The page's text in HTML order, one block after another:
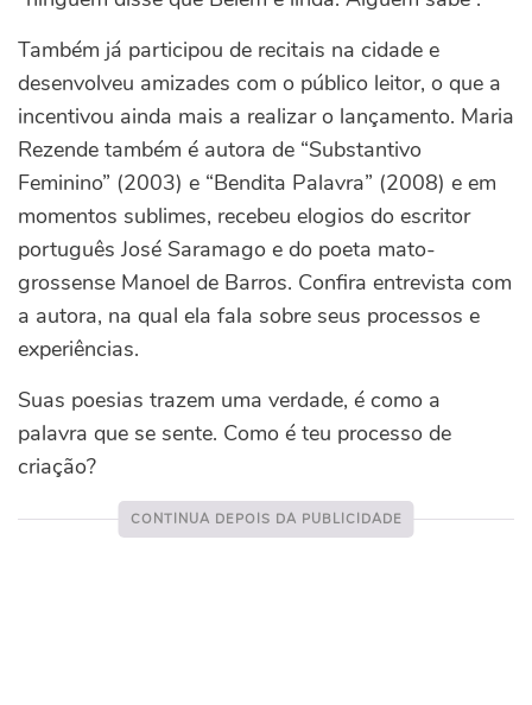
Também já participou de recitais na cidade e
desenvolveu amizades com o público leitor, o que a
incentivou ainda mais a realizar o lançamento. Maria
Rezende também é autora de “Substantivo
Feminino” (2003) e “Bendita Palavra” (2008) e em
momentos sublimes, recebeu elogios do escritor
português José Saramago e do poeta mato-
grossense Manoel de Barros. Confira entrevista com
a autora, na qual ela fala sobre seus processos e
experiências.
Suas poesias trazem uma verdade, é como a
palavra que se sente. Como é teu processo de
criação?